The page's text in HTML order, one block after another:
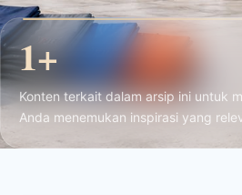
1+
Konten terkait dalam arsip ini untuk
Anda menemukan inspirasi yang